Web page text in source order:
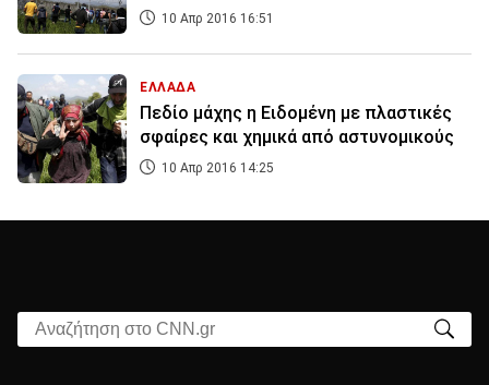
10 Απρ 2016 16:51
ΕΛΛΑΔΑ
Πεδίο μάχης η Ειδομένη με πλαστικές
σφαίρες και χημικά από αστυνομικούς
10 Απρ 2016 14:25
Αναζήτηση στο CNN.gr